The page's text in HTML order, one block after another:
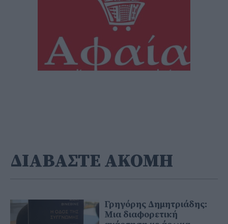
ΔΙΑΒΑΣΤΕ ΑΚΟΜΗ
Γρηγόρης Δημητριάδης:
Μια διαφορετική